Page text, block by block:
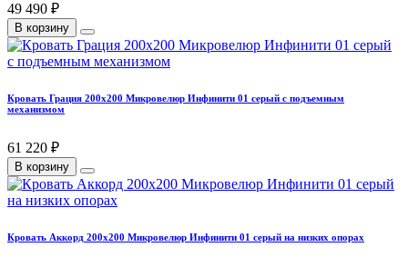
49 490 ₽
В корзину
Кровать Грация 200х200 Микровелюр Инфинити 01 серый с подъемным
механизмом
61 220 ₽
В корзину
Кровать Аккорд 200х200 Микровелюр Инфинити 01 серый на низких опорах